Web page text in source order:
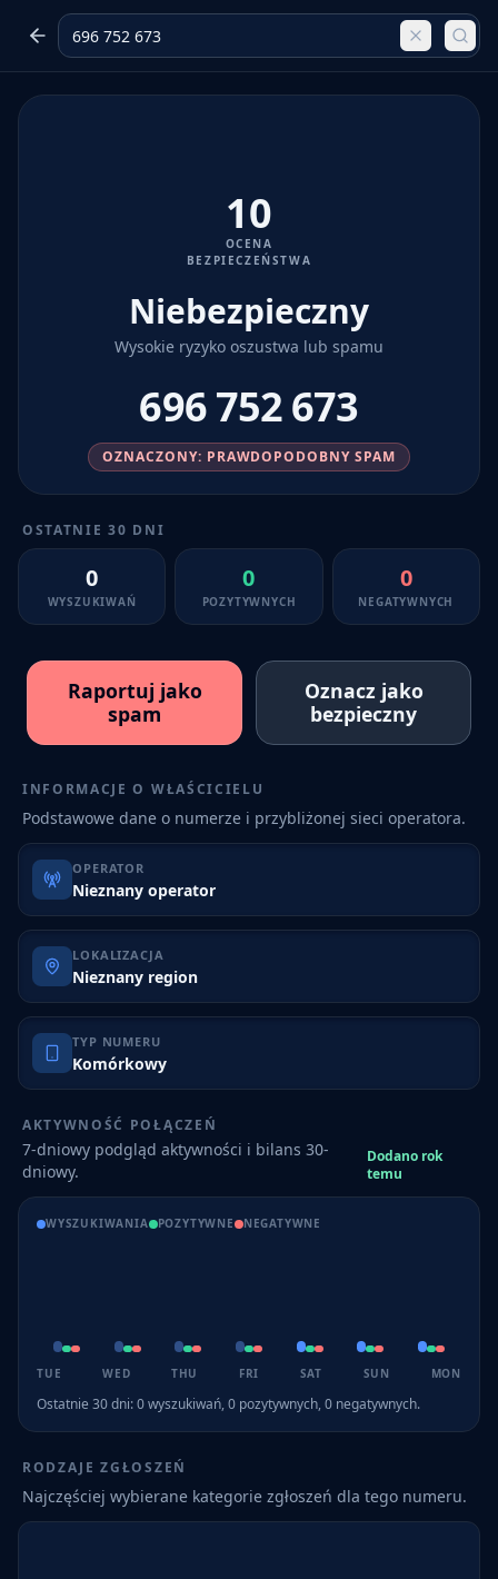
10
OCENA
BEZPIECZEŃSTWA
Niebezpieczny
Wysokie ryzyko oszustwa lub spamu
696 752 673
OZNACZONY: PRAWDOPODOBNY SPAM
OSTATNIE 30 DNI
0
WYSZUKIWAŃ
0
POZYTYWNYCH
0
NEGATYWNYCH
Raportuj jako
spam
Oznacz jako
bezpieczny
INFORMACJE O WŁAŚCICIELU
Podstawowe dane o numerze i przybliżonej sieci operatora.
OPERATOR
Nieznany operator
LOKALIZACJA
Nieznany region
TYP NUMERU
Komórkowy
AKTYWNOŚĆ POŁĄCZEŃ
7-dniowy podgląd aktywności i bilans 30-
dniowy.
Dodano rok
temu
WYSZUKIWANIA POZYTYWNE NEGATYWNE
TUE WED THU FRI SAT SUN MON
Ostatnie 30 dni:0wyszukiwań,0 pozytywnych,0 negatywnych.
RODZAJE ZGŁOSZEŃ
Najczęściej wybierane kategorie zgłoszeń dla tego numeru.